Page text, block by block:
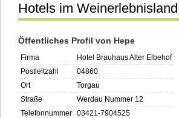
Kontakt
Hotels im Weinerlebnisland
Öffentliches Profil von Hepe
Firma
Hotel Brauhaus Alter Elbehof
Postleitzahl
04860
Ort
Torgau
Straße
Werdau Nummer 12
Telefonnummer 03421-7904525